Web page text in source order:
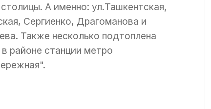
А именно: ул.Ташкентская,
Сергиенко, Драгоманова и
Также несколько подтоплена
районе станции метро